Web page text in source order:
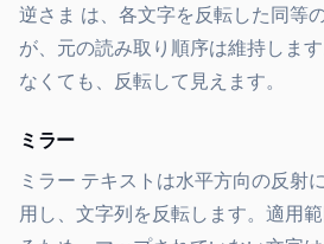
逆さま は、各文字を反転した同等
が、元の読み取り順序は維持しま
なくても、反転して見えます。
ミラー
ミラー テキストは水平方向の反射
用し、文字列を反転します。適用